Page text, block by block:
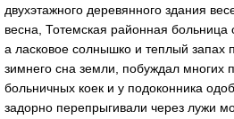
двухэтажного деревянного здания
весна, Тотемская районная больница
а ласковое солнышко и теплый запах
зимнего сна земли, побуждал многих
больничных коек и у подоконника
задорно перепрыгивали через лужи